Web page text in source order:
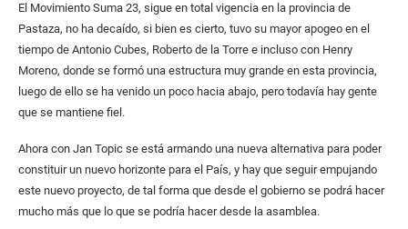
El Movimiento Suma 23, sigue en total vigencia en la provincia de
Pastaza, no ha decaído, si bien es cierto, tuvo su mayor apogeo en el
tiempo de Antonio Cubes, Roberto de la Torre e incluso con Henry
Moreno, donde se formó una estructura muy grande en esta provincia,
luego de ello se ha venido un poco hacia abajo, pero todavía hay gente
que se mantiene fiel.
Ahora con Jan Topic se está armando una nueva alternativa para poder
constituir un nuevo horizonte para el País, y hay que seguir empujando
este nuevo proyecto, de tal forma que desde el gobierno se podrá hacer
mucho más que lo que se podría hacer desde la asamblea.